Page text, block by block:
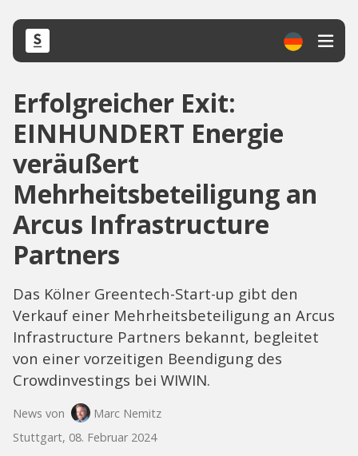
Erfolgreicher Exit:
EINHUNDERT Energie
veräußert
Mehrheitsbeteiligung an
Arcus Infrastructure
Partners
Das Kölner Greentech-Start-up gibt den
Verkauf einer Mehrheitsbeteiligung an Arcus
Infrastructure Partners bekannt, begleitet
von einer vorzeitigen Beendigung des
Crowdinvestings bei WIWIN.
News von
Marc Nemitz
Stuttgart, 08. Februar 2024